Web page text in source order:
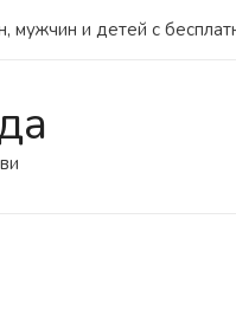
и детей с